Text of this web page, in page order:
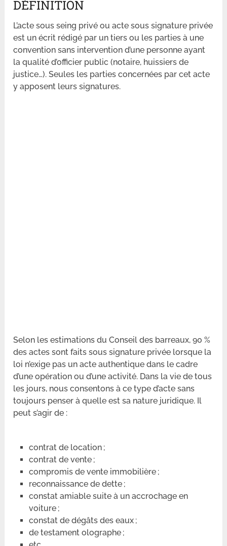
DÉFINITION
L’acte sous seing privé ou acte sous signature privée
est un écrit rédigé par un tiers ou les parties à une
convention sans intervention d’une personne ayant
la qualité d’officier public (notaire, huissiers de
justice…). Seules les parties concernées par cet acte
y apposent leurs signatures.
Selon les estimations du Conseil des barreaux, 90 %
des actes sont faits sous signature privée lorsque la
loi n’exige pas un acte authentique dans le cadre
d’une opération ou d’une activité. Dans la vie de tous
les jours, nous consentons à ce type d’acte sans
toujours penser à quelle est sa nature juridique. Il
peut s’agir de :
contrat de location ;
contrat de vente ;
compromis de vente immobilière ;
reconnaissance de dette ;
constat amiable suite à un accrochage en
voiture ;
constat de dégâts des eaux ;
de testament olographe ;